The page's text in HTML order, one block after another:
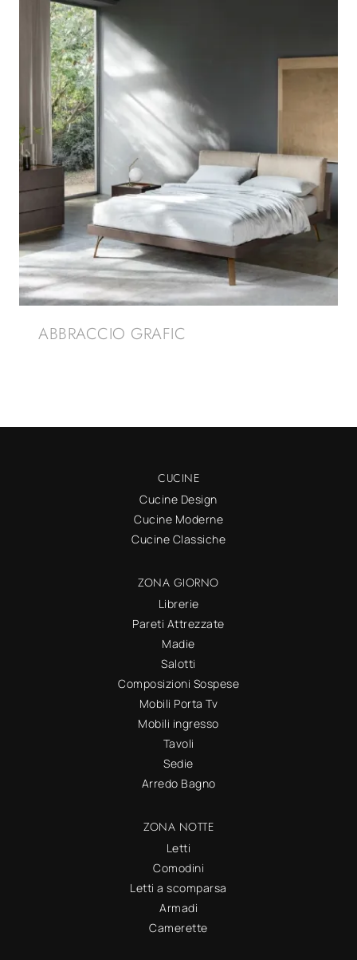
ABBRACCIO GRAFIC
CUCINE
Cucine Design
Cucine Moderne
Cucine Classiche
ZONA GIORNO
Librerie
Pareti Attrezzate
Madie
Salotti
Composizioni Sospese
Mobili Porta Tv
Mobili ingresso
Tavoli
Sedie
Arredo Bagno
ZONA NOTTE
Letti
Comodini
Letti a scomparsa
Armadi
Camerette